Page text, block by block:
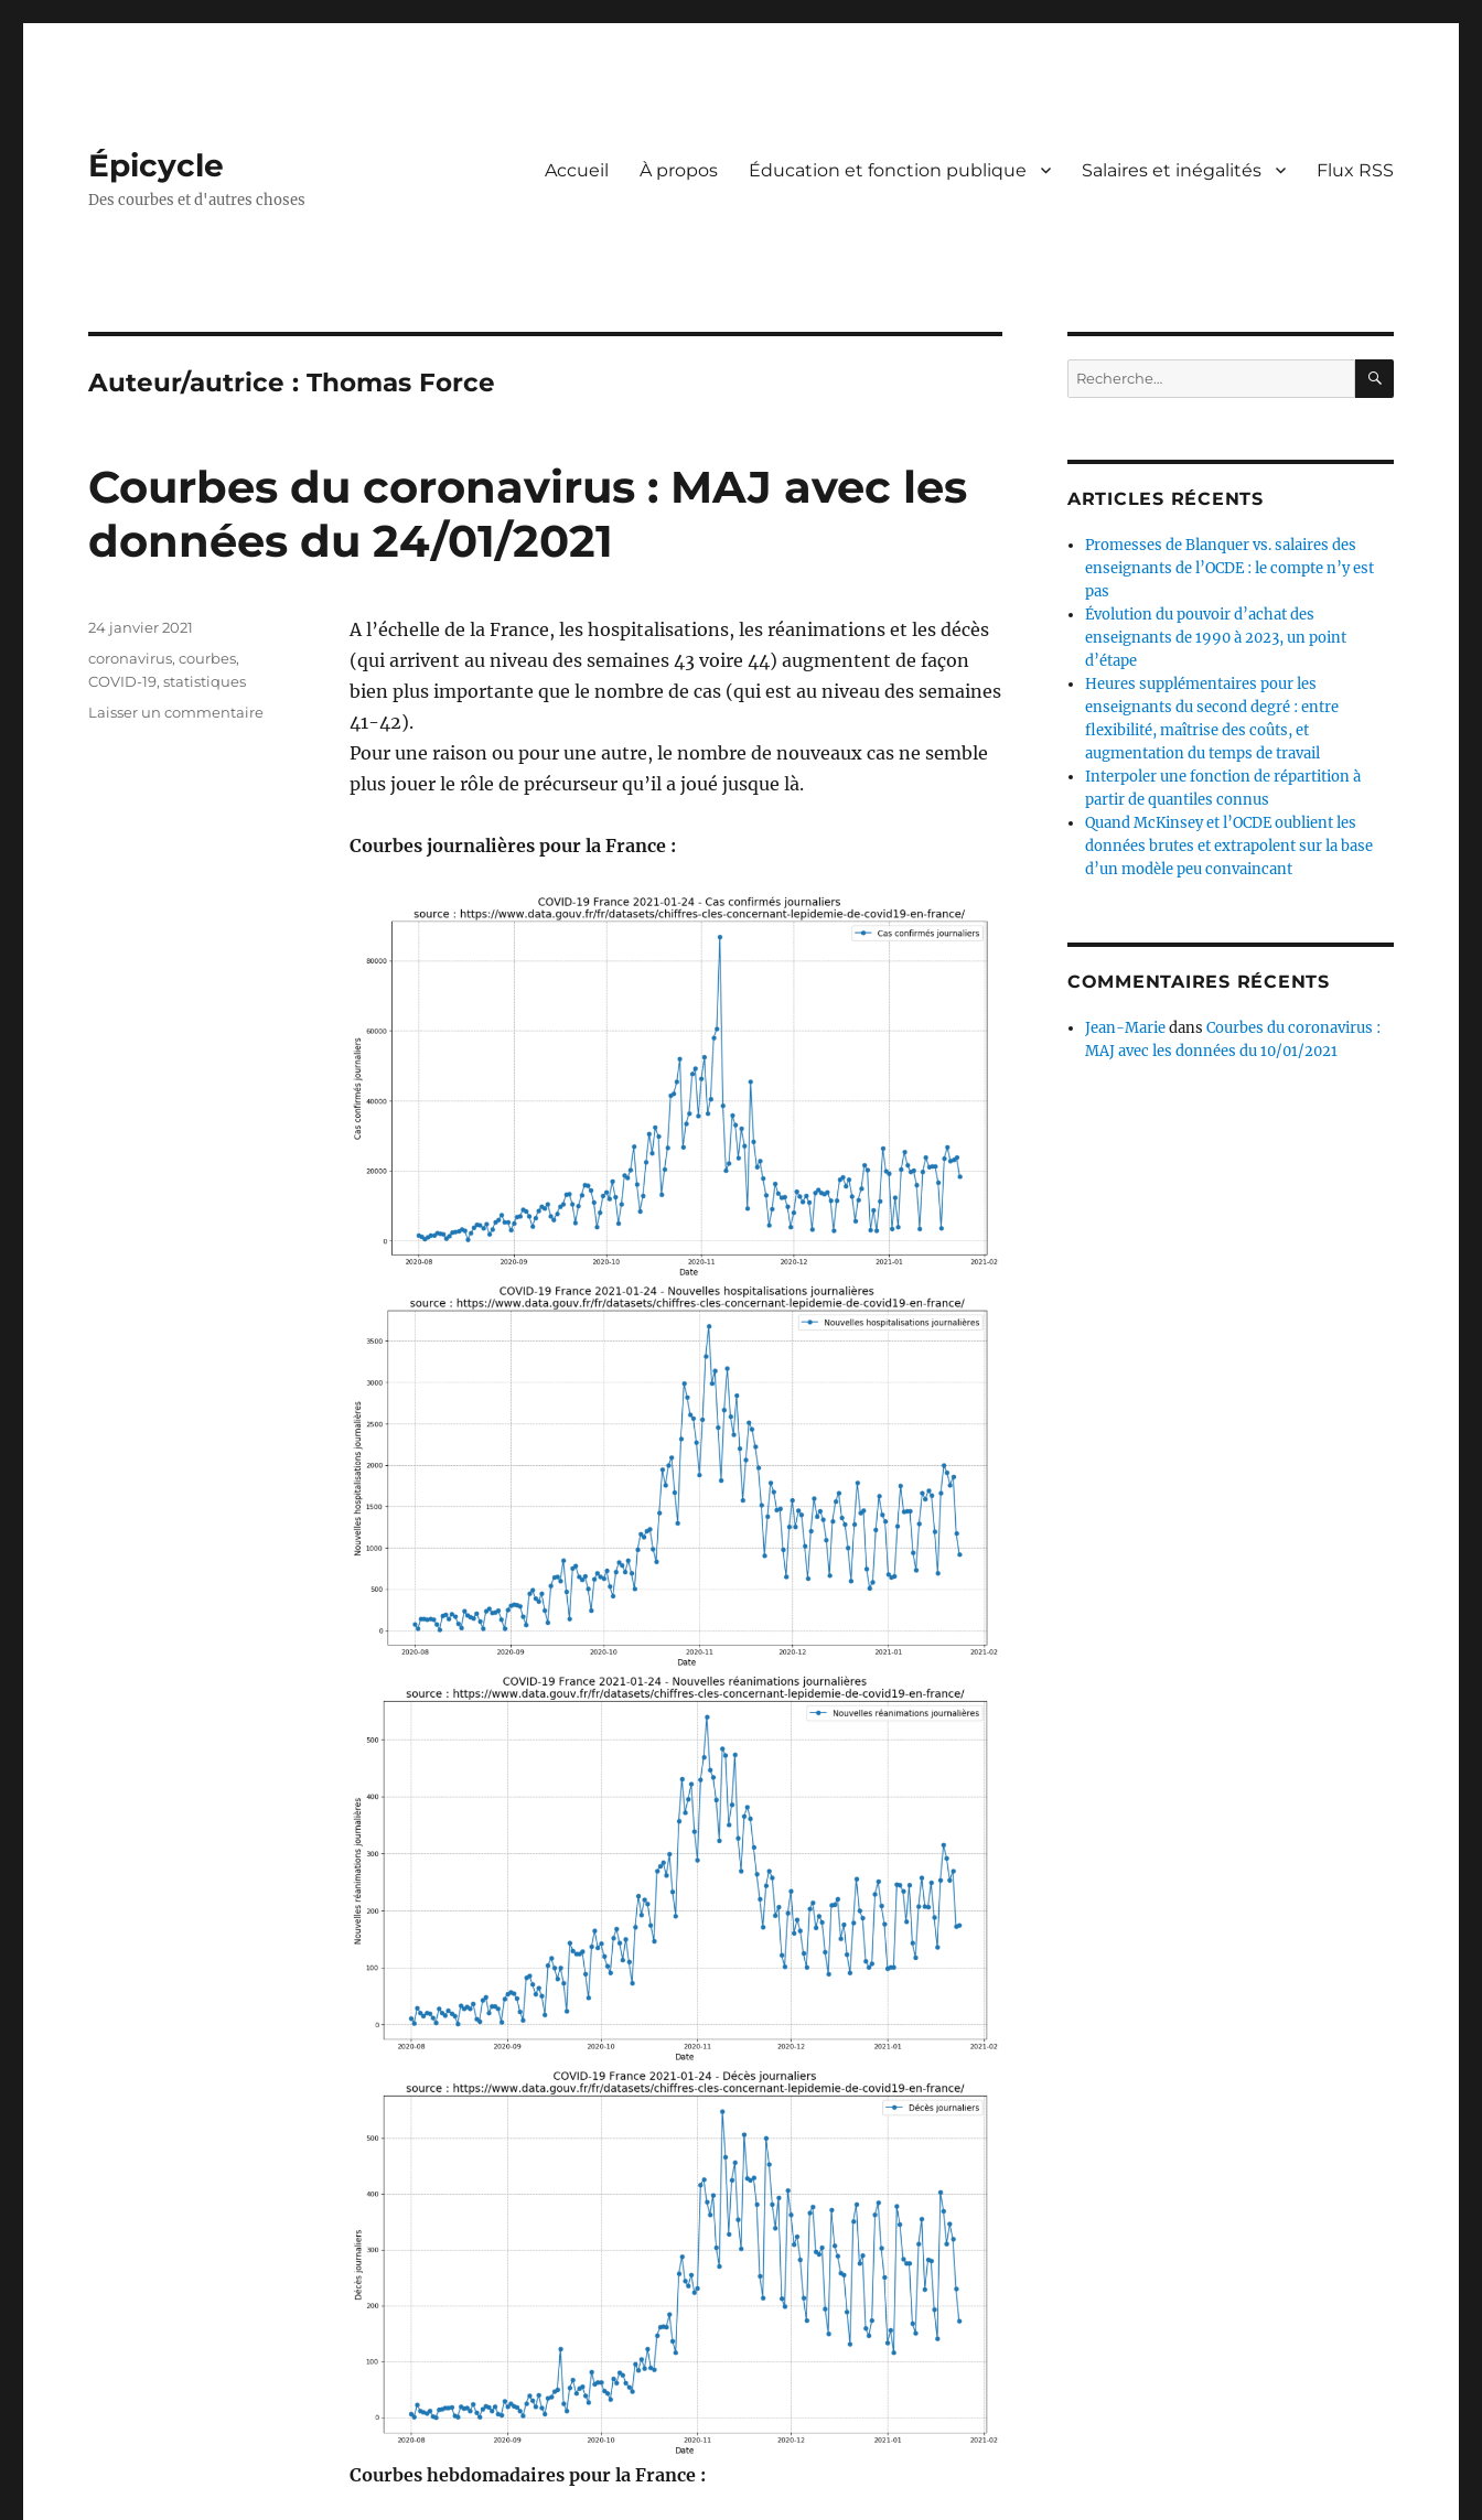
Épicycle
Des courbes et d'autres choses
Accueil À propos Éducation et fonction publique Salaires et inégalités Flux RSS
Auteur/autrice :Thomas Force
Courbes du coronavirus : MAJ avec les
données du 24/01/2021
A l’échelle de la France, les hospitalisations, les réanimations et les décès
(qui arrivent au niveau des semaines 43 voire 44) augmentent de façon
bien plus importante que le nombre de cas (qui est au niveau des semaines
41-42).
Pour une raison ou pour une autre, le nombre de nouveaux cas ne semble
plus jouer le rôle de précurseur qu’il a joué jusque là.
Courbes journalières pour la France :
Courbes hebdomadaires pour la France :
Publié
24 janvier 2021
Catégories
coronavirus,courbes,
COVID-19,statistiques
Laisser un commentairesur
Recherche
pour :
ARTICLES RÉCENTS
Promesses de Blanquer vs. salaires des
enseignants de l’OCDE : le compte n’y est
pas
Évolution du pouvoir d’achat des
enseignants de 1990 à 2023, un point
d’étape
Heures supplémentaires pour les
enseignants du second degré : entre
flexibilité, maîtrise des coûts, et
augmentation du temps de travail
Interpoler une fonction de répartition à
partir de quantiles connus
Quand McKinsey et l’OCDE oublient les
données brutes et extrapolent sur la base
d’un modèle peu convaincant
COMMENTAIRES RÉCENTS
Jean-MariedansCourbes du coronavirus :
MAJ avec les données du 10/01/2021